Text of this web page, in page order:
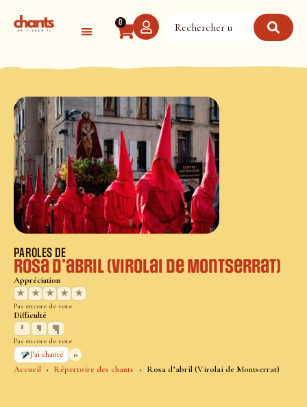
0
Accueil Répertoire des chants Rosa d’abril (Virolai de Montserrat)
PAROLES DE
Rosa d’abril (Virolai de Montserrat)
Appréciation
★
★ ★ ★ ★
Pas encore de vote
Difficulté
Pas encore de vote
J’ai chanté
0